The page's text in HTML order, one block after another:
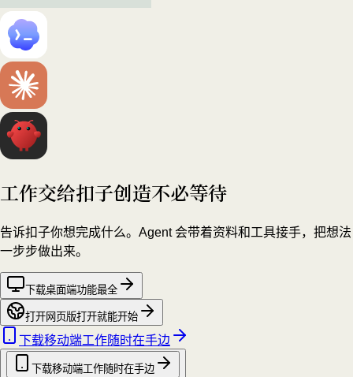
工作交给扣子创造不必等待
告诉扣子你想完成什么。Agent 会带着资料和工具接手，把想法
一步步做出来。
下载桌面端功能最全
打开网页版打开就能开始
下载移动端工作随时在手边
下载移动端工作随时在手边